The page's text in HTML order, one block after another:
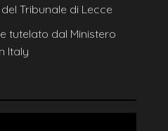
Tribunale di Lecce
tutelato dal Ministero
Italy